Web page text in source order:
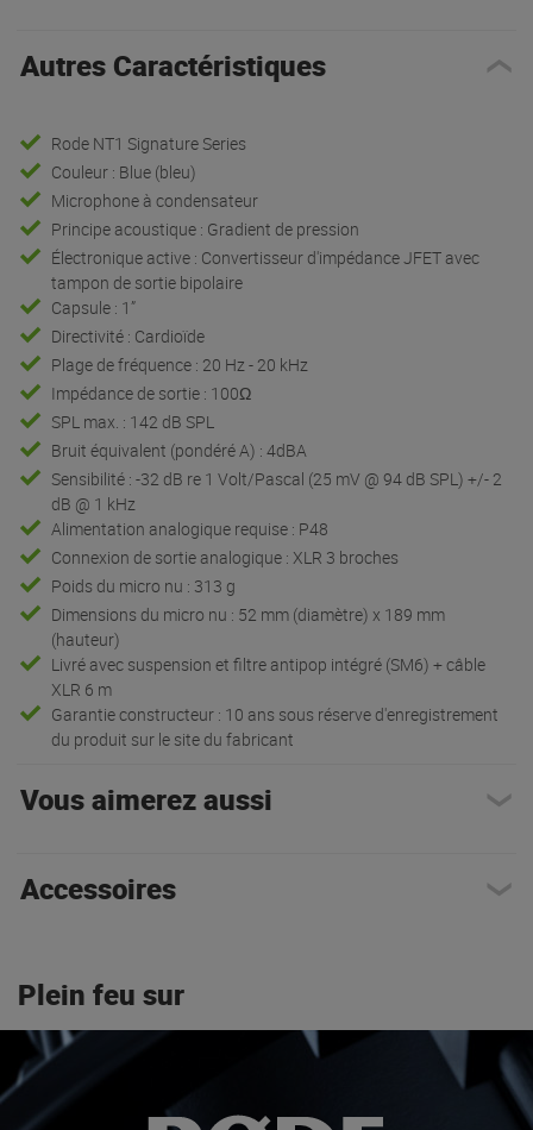
Autres Caractéristiques
Rode NT1 Signature Series
Couleur : Blue (bleu)
Microphone à condensateur
Principe acoustique : Gradient de pression
Électronique active : Convertisseur d'impédance JFET avec
tampon de sortie bipolaire
Capsule : 1”
Directivité : Cardioïde
Plage de fréquence : 20 Hz - 20 kHz
Impédance de sortie : 100Ω
SPL max. : 142 dB SPL
Bruit équivalent (pondéré A) : 4dBA
Sensibilité : -32 dB re 1 Volt/Pascal (25 mV @ 94 dB SPL) +/- 2
dB @ 1 kHz
Alimentation analogique requise : P48
Connexion de sortie analogique : XLR 3 broches
Poids du micro nu : 313 g
Dimensions du micro nu : 52 mm (diamètre) x 189 mm
(hauteur)
Livré avec suspension et filtre antipop intégré (SM6) + câble
XLR 6 m
Garantie constructeur : 10 ans sous réserve d'enregistrement
du produit sur le site du fabricant
Vous aimerez aussi
Accessoires
Plein feu sur